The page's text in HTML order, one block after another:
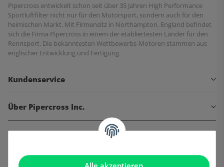
Pipercross entwickelt schon seit über 35 Jahren High Performance
Sportluftfilter nicht nur für den Motorsport, sondern auch für den
heimischen Markt. Mit Firmensitz in Northampton, England befindet
sich die Firma Pipercross in einem der etabliertesten Länder für den
Rennsport. Die bekanntesten Wettbewerbs-Motoren stammen aus
englischer Entwicklung und Fertigung.
Kundenservice
Über Pipercross Inc.
Informationen
Gesetzliche Informationen